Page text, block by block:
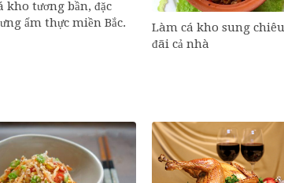
kho tương bần, đặc
ẩm thực miền Bắc.
Làm cá kho sung chiêu
đãi cả nhà